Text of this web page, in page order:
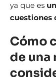
ya que es
cuestiones
Cómo
de una